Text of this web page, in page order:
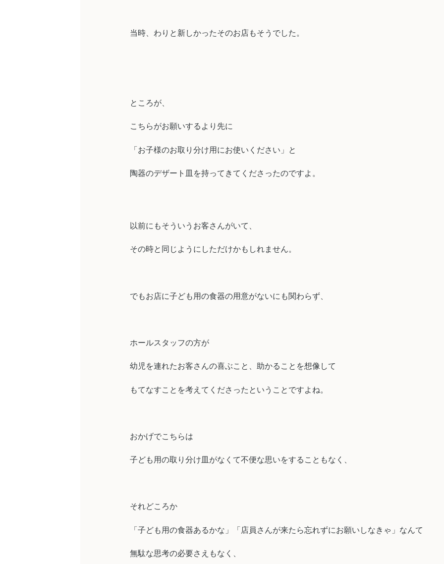
当時、わりと新しかったそのお店もそうでした。
ところが、
こちらがお願いするより先に
「お子様のお取り分け用にお使いください」と
陶器のデザート皿を持ってきてくださったのですよ。
以前にもそういうお客さんがいて、
その時と同じようにしただけかもしれません。
でもお店に子ども用の食器の用意がないにも関わらず、
ホールスタッフの方が
幼児を連れたお客さんの喜ぶこと、助かることを想像して
もてなすことを考えてくださったということですよね。
おかげでこちらは
子ども用の取り分け皿がなくて不便な思いをすることもなく、
それどころか
「子ども用の食器あるかな」「店員さんが来たら忘れずにお願いしなきゃ」なんて
無駄な思考の必要さえもなく、